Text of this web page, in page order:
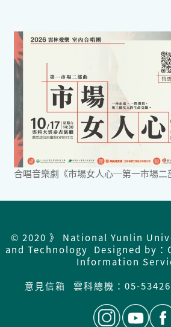
合唱音樂劇《市場女人心─第一市場二
© 2020 》 National Yunlin
and Technology Designed by
Information
意見信箱
雲科總機： 05-